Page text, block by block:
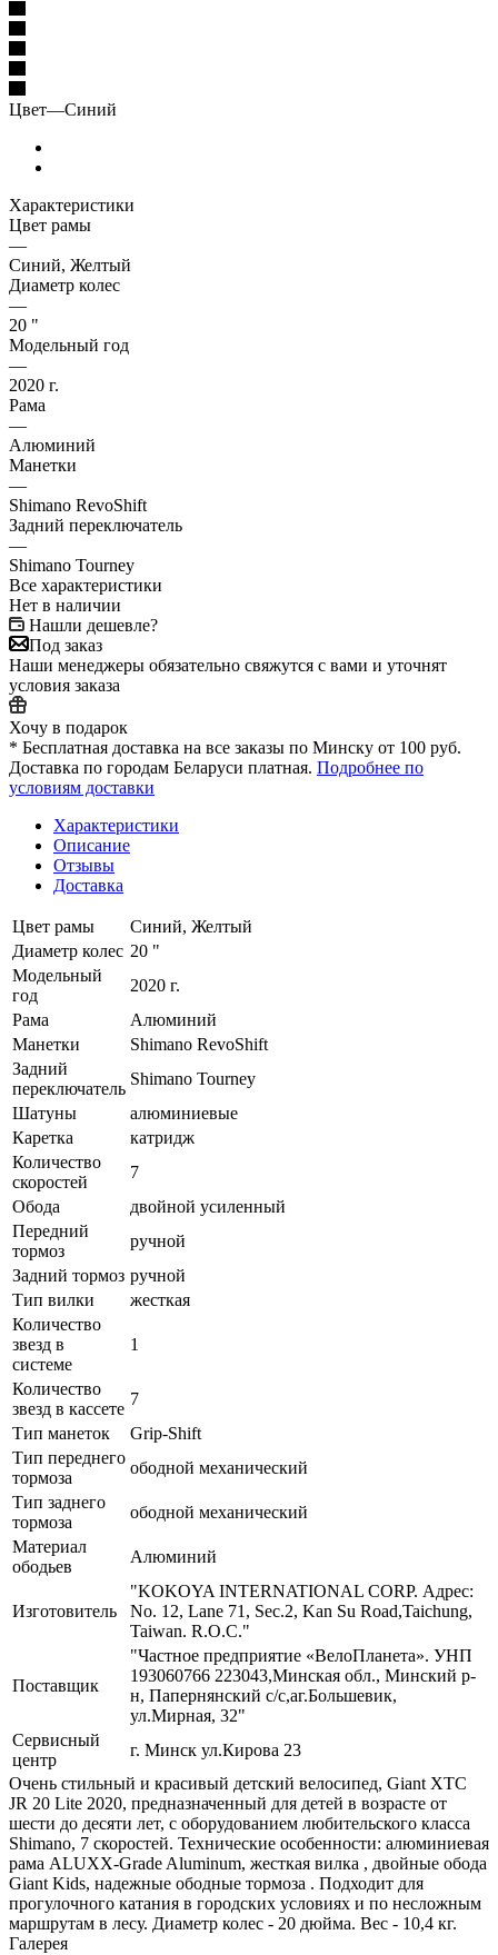
Цвет—Синий
Характеристики
Цвет рамы
—
Синий, Желтый
Диаметр колес
—
20 "
Модельный год
—
2020 г.
Рама
—
Алюминий
Манетки
—
Shimano RevoShift
Задний переключатель
—
Shimano Tourney
Все характеристики
Нет в наличии
Нашли дешевле?
Под заказ
Наши менеджеры обязательно свяжутся с вами и уточнят
условия заказа
Хочу в подарок
* Бесплатная доставка на все заказы по Минску от 100 руб.
Доставка по городам Беларуси платная. Подробнее по
условиям доставки
Характеристики
Описание
Отзывы
Доставка
Цвет рамы
Синий, Желтый
Диаметр колес 20 "
Модельный
год
2020 г.
Рама
Алюминий
Манетки
Shimano RevoShift
Задний
переключатель
Shimano Tourney
Шатуны
алюминиевые
Каретка
катридж
Количество
скоростей
7
Обода
двойной усиленный
Передний
тормоз
ручной
Задний тормоз ручной
Тип вилки
жесткая
Количество
звезд в
системе
1
Количество
звезд в кассете
7
Тип манеток
Grip-Shift
Тип переднего
тормоза
ободной механический
Тип заднего
тормоза
ободной механический
Материал
ободьев
Алюминий
Изготовитель
"KOKOYA INTERNATIONAL CORP. Адрес:
No. 12, Lane 71, Sec.2, Kan Su Road,Taichung,
Taiwan. R.O.C."
Поставщик
"Частное предприятие «ВелоПланета». УНП
193060766 223043,Минская обл., Минский р-
н, Папернянский с/с,аг.Большевик,
ул.Мирная, 32"
Сервисный
центр
г. Минск ул.Кирова 23
Очень стильный и красивый детский велосипед, Giant XTC
JR 20 Lite 2020, предназначенный для детей в возрасте от
шести до десяти лет, с оборудованием любительского класса
Shimano, 7 скоростей. Технические особенности: алюминиевая
рама ALUXX-Grade Aluminum, жесткая вилка , двойные обода
Giant Kids, надежные ободные тормоза . Подходит для
прогулочного катания в городских условиях и по несложным
маршрутам в лесу. Диаметр колес - 20 дюйма. Вес - 10,4 кг.
Галерея